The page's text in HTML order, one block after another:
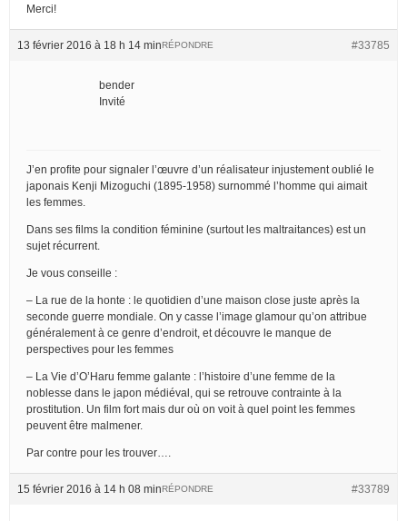
Merci!
13 février 2016 à 18 h 14 min #33785
RÉPONDRE
bender
Invité
J’en profite pour signaler l’œuvre d’un réalisateur injustement oublié le
japonais Kenji Mizoguchi (1895-1958) surnommé l’homme qui aimait
les femmes.
Dans ses films la condition féminine (surtout les maltraitances) est un
sujet récurrent.
Je vous conseille :
– La rue de la honte : le quotidien d’une maison close juste après la
seconde guerre mondiale. On y casse l’image glamour qu’on attribue
généralement à ce genre d’endroit, et découvre le manque de
perspectives pour les femmes
– La Vie d’O’Haru femme galante : l’histoire d’une femme de la
noblesse dans le japon médiéval, qui se retrouve contrainte à la
prostitution. Un film fort mais dur où on voit à quel point les femmes
peuvent être malmener.
Par contre pour les trouver….
15 février 2016 à 14 h 08 min #33789
RÉPONDRE